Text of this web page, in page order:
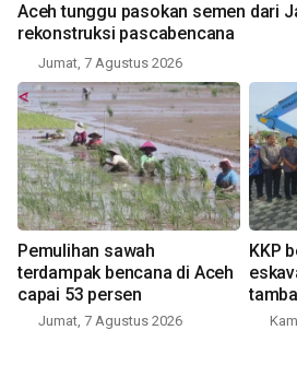
Aceh tunggu pasokan semen dari
rekonstruksi pascabencana
Jumat, 7 Agustus 2026
Pemulihan sawah
terdampak bencana di Aceh
capai 53 persen
Jumat, 7 Agustus 2026
KKP